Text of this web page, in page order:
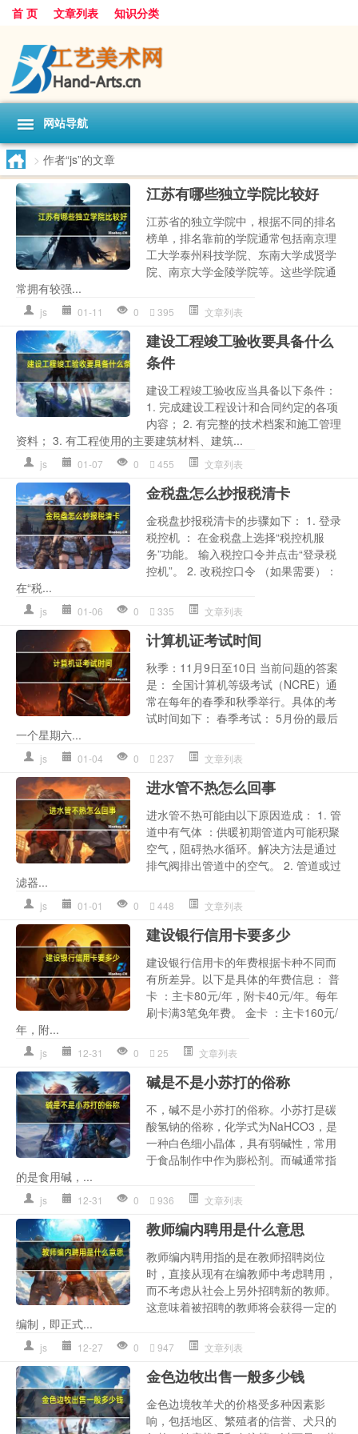
首 页 文章列表 知识分类
网站导航
> 作者“js”的文章
江苏有哪些独立学院比较好
江苏省的独立学院中，根据不同的排名
榜单，排名靠前的学院通常包括南京理
工大学泰州科技学院、东南大学成贤学
院、南京大学金陵学院等。这些学院通
常拥有较强...
js 01-11 0 395 文章列表
建设工程竣工验收要具备什么
条件
建设工程竣工验收应当具备以下条件：
1. 完成建设工程设计和合同约定的各项
内容； 2. 有完整的技术档案和施工管理
资料； 3. 有工程使用的主要建筑材料、建筑...
js 01-07 0 455 文章列表
金税盘怎么抄报税清卡
金税盘抄报税清卡的步骤如下： 1. 登录
税控机 ： 在金税盘上选择“税控机服
务”功能。 输入税控口令并点击“登录税
控机”。 2. 改税控口令 （如果需要）：
在“税...
js 01-06 0 335 文章列表
计算机证考试时间
秋季：11月9日至10日 当前问题的答案
是： 全国计算机等级考试（NCRE）通
常在每年的春季和秋季举行。具体的考
试时间如下： 春季考试： 5月份的最后
一个星期六...
js 01-04 0 237 文章列表
进水管不热怎么回事
进水管不热可能由以下原因造成： 1. 管
道中有气体 ：供暖初期管道内可能积聚
空气，阻碍热水循环。解决方法是通过
排气阀排出管道中的空气。 2. 管道或过
滤器...
js 01-01 0 448 文章列表
建设银行信用卡要多少
建设银行信用卡的年费根据卡种不同而
有所差异。以下是具体的年费信息： 普
卡 ：主卡80元/年，附卡40元/年。每年
刷卡满3笔免年费。 金卡 ：主卡160元/
年，附...
js 12-31 0 25 文章列表
碱是不是小苏打的俗称
不，碱不是小苏打的俗称。小苏打是碳
酸氢钠的俗称，化学式为NaHCO3，是
一种白色细小晶体，具有弱碱性，常用
于食品制作中作为膨松剂。而碱通常指
的是食用碱，...
js 12-31 0 936 文章列表
教师编内聘用是什么意思
教师编内聘用指的是在教师招聘岗位
时，直接从现有在编教师中考虑聘用，
而不考虑从社会上另外招聘新的教师。
这意味着被招聘的教师将会获得一定的
编制，即正式...
js 12-27 0 947 文章列表
金色边牧出售一般多少钱
金色边境牧羊犬的价格受多种因素影
响，包括地区、繁殖者的信誉、犬只的